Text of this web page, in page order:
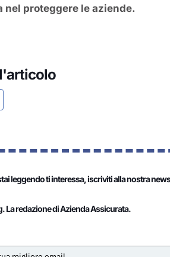
nel proteggere le aziende.
leggendo ti interessa, iscriviti alla nostra
La redazione di Azienda Assicurata.